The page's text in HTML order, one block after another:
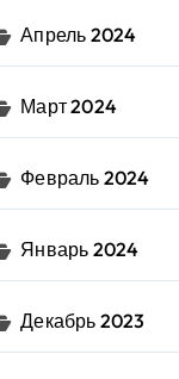
Апрель 2024
Март 2024
Февраль 2024
Январь 2024
Декабрь 2023